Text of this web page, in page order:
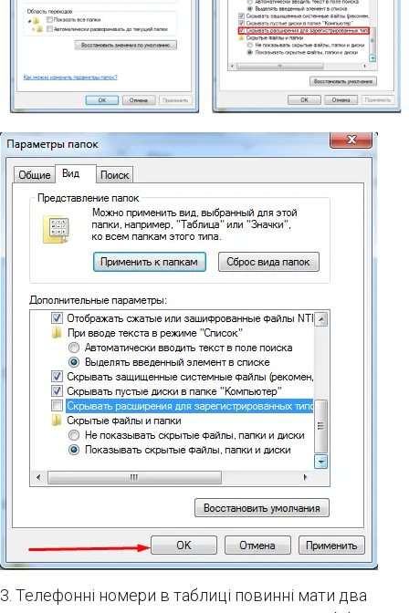
3. Телефонні номери в таблиці повинні мати два